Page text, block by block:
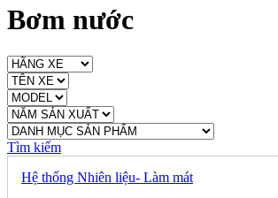
Bơm nước
Tìm kiếm
Hệ thống Nhiên liệu- Làm mát